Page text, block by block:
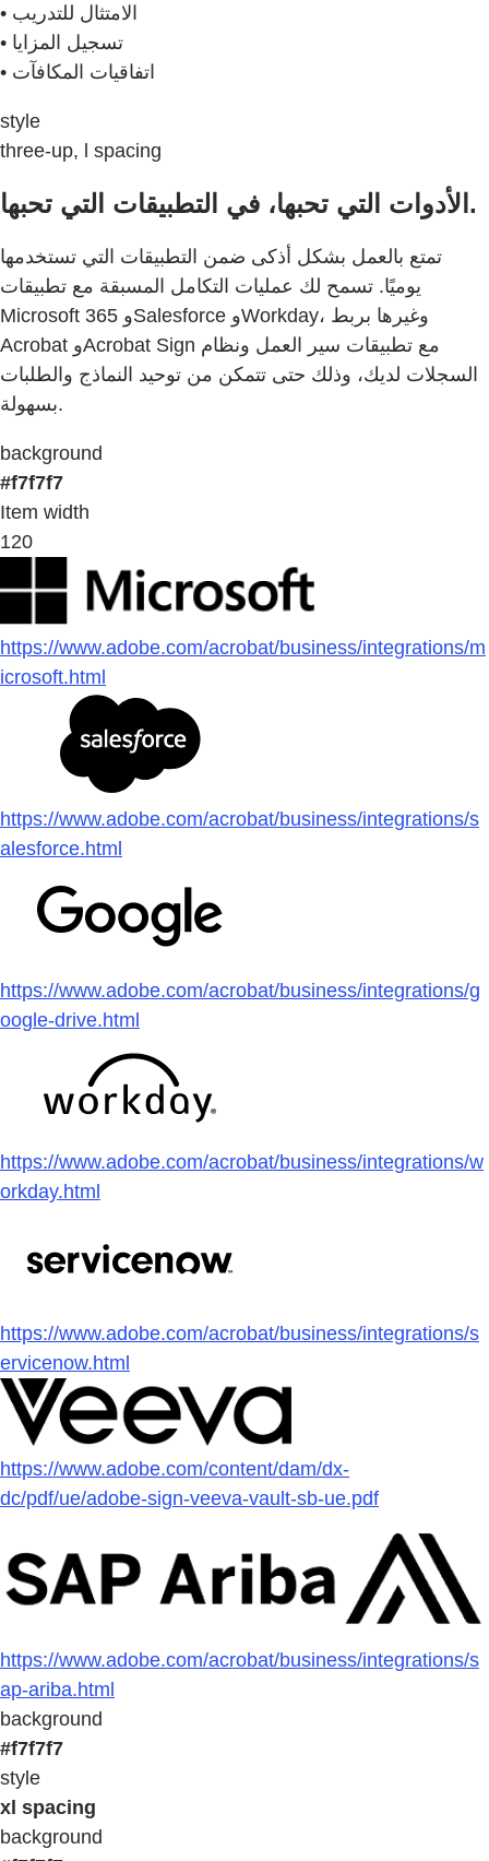
• الامتثال للتدريب
• تسجيل المزايا
• اتفاقيات المكافآت
style
three-up, l spacing
الأدوات التي تحبها، في التطبيقات التي تحبها.
تمتع بالعمل بشكل أذكى ضمن التطبيقات التي تستخدمها
يوميًا. تسمح لك عمليات التكامل المسبقة مع تطبيقات
Microsoft 365 وSalesforce وWorkday، وغيرها بربط
Acrobat وAcrobat Sign مع تطبيقات سير العمل ونظام
السجلات لديك، وذلك حتى تتمكن من توحيد النماذج والطلبات
بسهولة.
background
#f7f7f7
Item width
120
https://www.adobe.com/acrobat/business/integrations/m
icrosoft.html
https://www.adobe.com/acrobat/business/integrations/s
alesforce.html
https://www.adobe.com/acrobat/business/integrations/g
oogle-drive.html
https://www.adobe.com/acrobat/business/integrations/w
orkday.html
https://www.adobe.com/acrobat/business/integrations/s
ervicenow.html
https://www.adobe.com/content/dam/dx-
dc/pdf/ue/adobe-sign-veeva-vault-sb-ue.pdf
https://www.adobe.com/acrobat/business/integrations/s
ap-ariba.html
background
#f7f7f7
style
xl spacing
background